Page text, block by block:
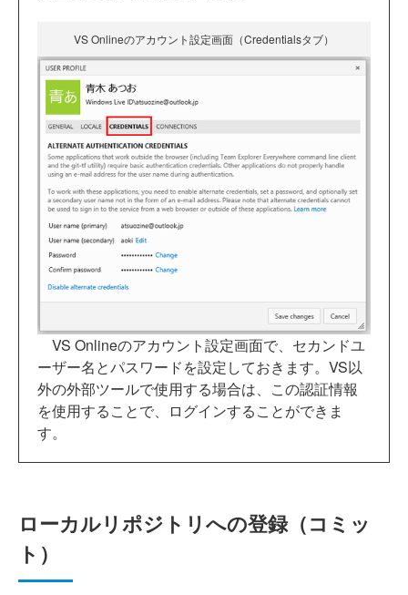
VS Onlineのアカウント設定画面（Credentialsタブ）
VS Onlineのアカウント設定画面で、セカンドユ
ーザー名とパスワードを設定しておきます。VS以
外の外部ツールで使用する場合は、この認証情報
を使用することで、ログインすることができま
す。
ローカルリポジトリへの登録（コミッ
ト）